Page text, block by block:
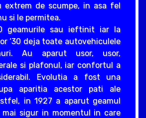
extrem de scumpe, in asa fel
si le permitea.
geamurile sau ieftinit iar la
‘30 deja toate autovehiculele
Au aparut usor, usor,
si plafonul, iar confortul a
Evolutia a fost una
aparitia acestor pati ale
in 1927 a aparut geamul
sigur in momentul in care